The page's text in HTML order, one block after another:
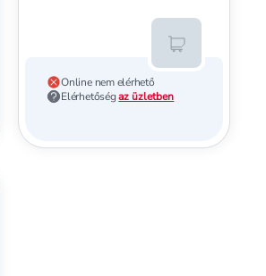
Online nem elérhető
Elérhetőség az üzletben
Kosárba
Calorie szemöldökspirál /002 - 1 db
Calorie szemöldökspirál /002 - 1 db
a kedvencekhez, Max Factor
a bevásárló listára, Max Factor 2000